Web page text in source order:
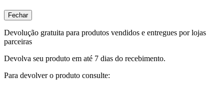
Fechar
Devolução gratuita para produtos vendidos e entregues por lojas
parceiras
Devolva seu produto em até 7 dias do recebimento.
Para devolver o produto consulte: